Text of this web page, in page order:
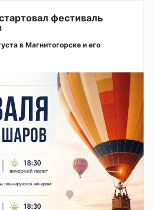
фестиваль
в Магнитогорске и его